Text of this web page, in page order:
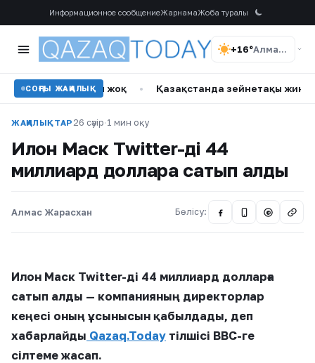
Информационное сообщениеЖарнамаЖоба туралы
+16° Алматы
СОҢҒЫ ЖАҢАЛЫҚ
жоқ • Қазақстанда зейнетақы жинақтарын
ЖАҢАЛЫҚТАР 26 сәуір·1 мин оқу
Илон Маск Twitter-ді 44
миллиард долларға сатып алды
Алмас Жарасхан Бөлісу: @
Илон Маск Twitter-ді 44 миллиард долларға
сатып алды — компанияның директорлар
кеңесі оның ұсынысын қабылдады, деп
хабарлайды Qazaq.Today тілшісі BBC-ге
сілтеме жасап.